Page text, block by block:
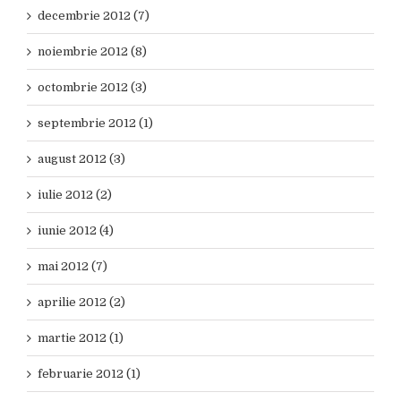
decembrie 2012 (7)
noiembrie 2012 (8)
octombrie 2012 (3)
septembrie 2012 (1)
august 2012 (3)
iulie 2012 (2)
iunie 2012 (4)
mai 2012 (7)
aprilie 2012 (2)
martie 2012 (1)
februarie 2012 (1)